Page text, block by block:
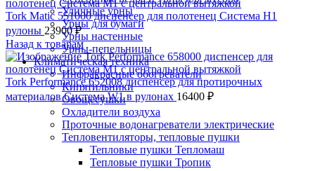
Уличные урны
Урны для бумаги
Урны настенные
Урны-пепельницы
Климатическая техника
Инфракрасные обогреватели
Кипятильники
Овощесушки
Охладители воздуха
Проточные водонагреватели электрические
Тепловентиляторы, тепловые пушки
Тепловые пушки Тепломаш
Тепловые пушки Тропик
Tork Matic 551000 диспенсер для полотенец Система H1
рулоны 23900₽
Назад к товарам
Tork Performance 652008 диспенсер для протирочных
материалов Система W1 в рулонах 16400 ₽